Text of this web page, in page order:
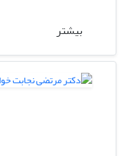
بیشتر